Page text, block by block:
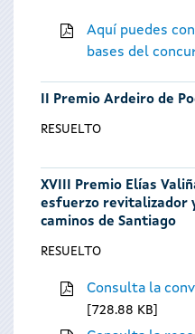
Aquí puedes
bases del
II Premio Ardeiro de
RESUELTO
XVIII Premio Elías
esfuerzo revitalizador
caminos de Santiago
RESUELTO
Consulta la
728.88 KB